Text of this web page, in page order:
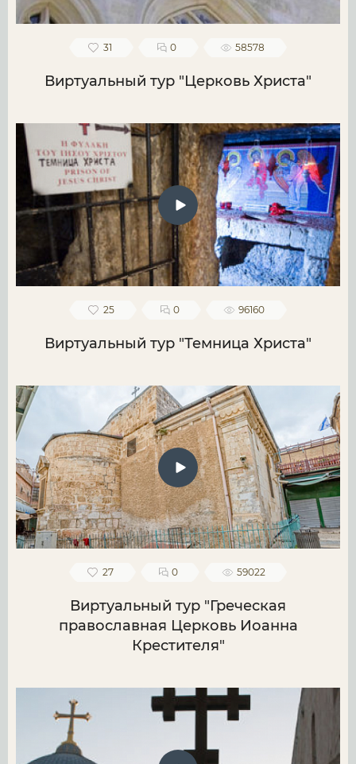
31 0 58578
Виртуальный тур "Церковь Христа"
25 0 96160
Виртуальный тур "Темница Христа"
27 0 59022
Виртуальный тур "Греческая
православная Церковь Иоанна
Крестителя"